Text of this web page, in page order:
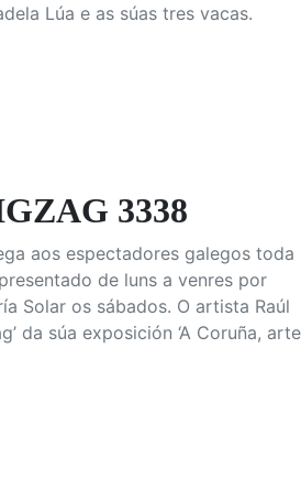
Lúa e as súas tres vacas.
3338
aos espectadores galegos toda
de luns a venres por
Solar os sábados. O artista Raúl
da súa exposición ‘A Coruña, arte